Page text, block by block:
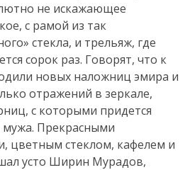
не искажающее
с рамой из так
стекла, и трельяж, где
сорок раз. Говорят, что к
новых наложниц эмира и
отражений в зеркале,
с которыми придется
мужа. Прекрасными
цветным стеклом, кафелем и
усто Ширин Мурадов,